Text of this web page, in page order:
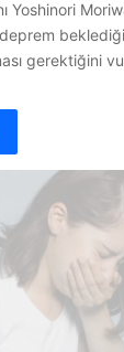
Yoshinori
gerektiğini